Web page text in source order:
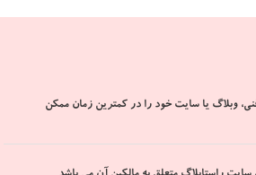
فنی، وبلاگ یا سایت خود را در کمترین زمان ممکن